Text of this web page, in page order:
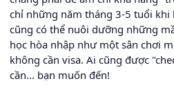
chỉ những năm tháng 3-5 tuổi khi
cũng có thể nuôi dưỡng những
học hòa nhập như một sân chơi
không cần visa. Ai cũng được
cần... bạn muốn đến!